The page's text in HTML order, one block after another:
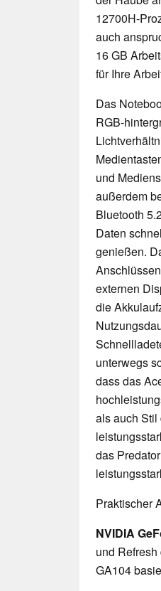
12700H-
auch
16 GB
für Ihre
Das
RGB-
und
außerdem
Bluetooth
Daten
genießen.
externen
die
unterwegs
dass das
als auch Stil
das
Praktischer
NVIDIA
und
GA104